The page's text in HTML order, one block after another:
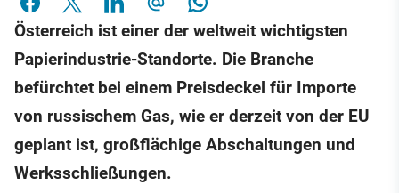
Österreich ist einer der weltweit wichtigsten
Papierindustrie-Standorte. Die Branche
befürchtet bei einem Preisdeckel für Importe
von russischem Gas, wie er derzeit von der EU
geplant ist, großflächige Abschaltungen und
Werksschließungen.